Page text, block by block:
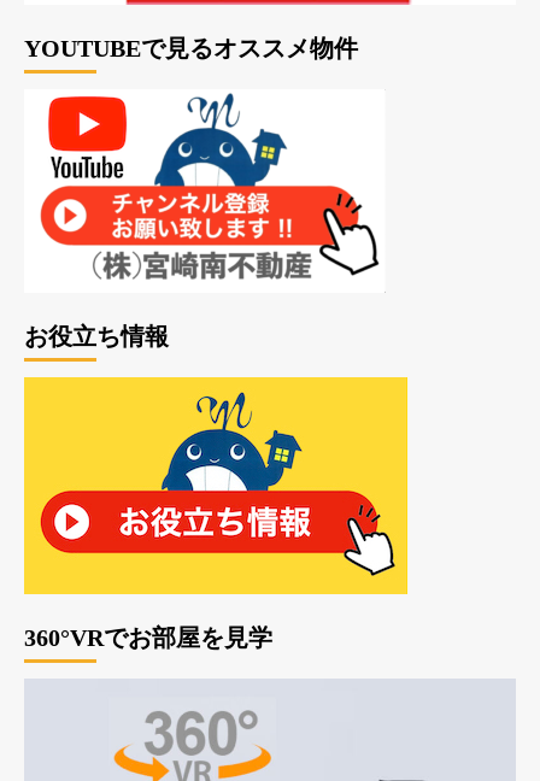
YOUTUBEで見るオススメ物件
お役立ち情報
360°VRでお部屋を見学